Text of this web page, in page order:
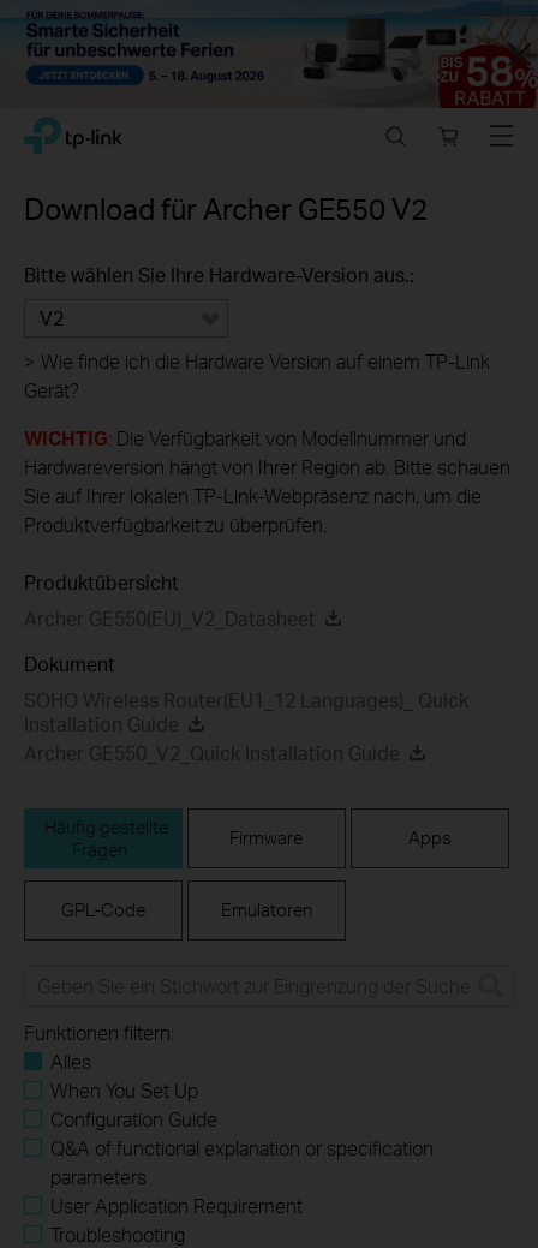
Close
Click
navigation
TP-Link, Reliably Smart
store
Menu
Download für Archer GE550 V2
Bitte wählen Sie Ihre Hardware-Version aus.:
V2
> Wie finde ich die Hardware Version auf einem TP-Link
Gerät?
WICHTIG: Die Verfügbarkeit von Modellnummer und
Hardwareversion hängt von Ihrer Region ab. Bitte schauen
Sie auf Ihrer lokalen TP-Link-Webpräsenz nach, um die
Produktverfügbarkeit zu überprüfen.
Produktübersicht
Archer GE550(EU)_V2_Datasheet
Dokument
SOHO Wireless Router(EU1_12 Languages)_ Quick
Installation Guide
Archer GE550_V2_Quick Installation Guide
Häufig gestellte
Fragen
Firmware Apps
GPL-Code Emulatoren
Funktionen filtern:
Alles
When You Set Up
Configuration Guide
Q&A of functional explanation or specification
parameters
User Application Requirement
Troubleshooting